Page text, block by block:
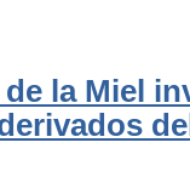
de la Miel